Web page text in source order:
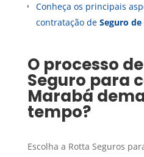
Conheça os principais
contratação de Seguro de
O processo
Seguro para
Marabá
tempo?
Escolha a Rotta Seguros